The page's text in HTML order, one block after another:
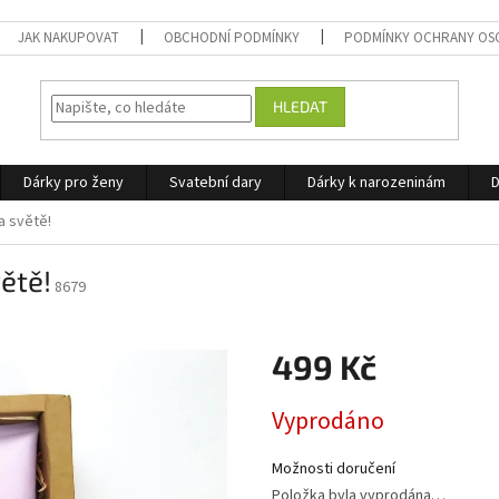
JAK NAKUPOVAT OBCHODNÍ PODMÍNKY PODMÍNKY OCHRANY
HLEDAT
Dárky pro ženy Svatební dary Dárky k narozeninám
světě!
8679
499 Kč
cena:
Vyprodáno
Možnosti doručení